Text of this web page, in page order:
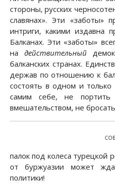
стороны, русских
славянах». Эти «заботы»
интриги, какими издавна
Балканах. Эти «заботы»
на действительный
балканских странах.
держав по отношению к
состоять в одном и
самим себе, не
вмешательством, не бросать
палок под колеса турецкой
от буржуазии может
политики!